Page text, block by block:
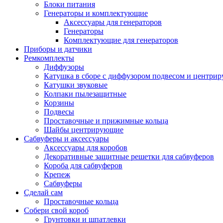
Блоки питания
Генераторы и комплектующие
Аксессуары для генераторов
Генераторы
Комплектующие для генераторов
Приборы и датчики
Ремкомплекты
Диффузоры
Катушка в сборе с диффузором подвесом и
Катушки звуковые
Колпаки пылезащитные
Корзины
Подвесы
Проставочные и прижимные кольца
Шайбы центрирующие
Сабвуферы и аксессуары
Аксессуары для коробов
Декоративные защитные решетки для сабвуферов
Короба для сабвуферов
Крепеж
Сабвуферы
Сделай сам
Проставочные кольца
Собери свой короб
Грунтовки и шпатлевки